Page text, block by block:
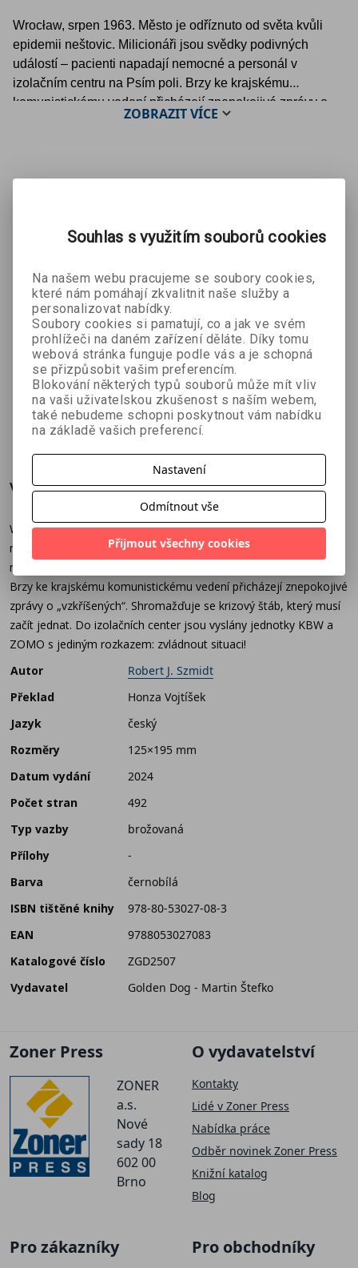
Wrocław, srpen 1963. Město je odříznuto od světa kvůli
epidemii neštovic. Milicionáři jsou svědky podivných
událostí – pacienti napadají nemocné a personál v
izolačním centru na Psím poli. Brzy ke krajskému
komunistickému vedení přicházejí znepokojivé zprávy o
„vzkříšených“. Shromažďuje se krizový štáb, který musí
ZOBRAZITVÍCE
Mohlo by se Vám líbit:
Farma zrůd
Martin Štefko
314 Kč 349 Kč
Písně
pouličního
metaře
Dustin
LaValley
269 Kč 299 Kč
Šumavský
upírské
Václav Votruba
Více o knize
Wrocław, srpen 1963. Město je odříznuto od světa kvůli epidemii
neštovic. Milicionáři jsou svědky podivných událostí – pacienti
napadají nemocné a personál v izolačním centru na Psím poli.
Brzy ke krajskému komunistickému vedení přicházejí znepokojivé
zprávy o „vzkříšených“. Shromažďuje se krizový štáb, který musí
začít jednat. Do izolačních center jsou vyslány jednotky KBW a
ZOMO s jediným rozkazem: zvládnout situaci!
Autor
Robert J. Szmidt
Překlad
Honza Vojtíšek
Jazyk
český
Rozměry
125×195 mm
Datum vydání
2024
Počet stran
492
Typ vazby
brožovaná
Přílohy
-
Barva
černobílá
ISBN tištěné knihy
978-80-53027-08-3
EAN
9788053027083
Katalogové číslo
ZGD2507
Vydavatel
Golden Dog - Martin Štefko
Zoner Press
ZONER
a.s.
Nové
sady 18
602 00
Brno
O vydavatelství
Kontakty
Lidé v Zoner Press
Nabídka práce
Odběr novinek Zoner Press
Knižní katalog
Blog
Pro zákazníky Pro obchodníky
Souhlas s využitím souborů cookies
Na našem webu pracujeme se soubory cookies,
které nám pomáhají zkvalitnit naše služby a
personalizovat nabídky.
Soubory cookies si pamatují, co a jak ve svém
prohlížeči na daném zařízení děláte. Díky tomu
webová stránka funguje podle vás a je schopná
se přizpůsobit vašim preferencím.
Blokování některých typů souborů může mít vliv
na vaši uživatelskou zkušenost s naším webem,
také nebudeme schopni poskytnout vám nabídku
na základě vašich preferencí.
Nastavení
Odmítnout vše
Přijmout všechny cookies